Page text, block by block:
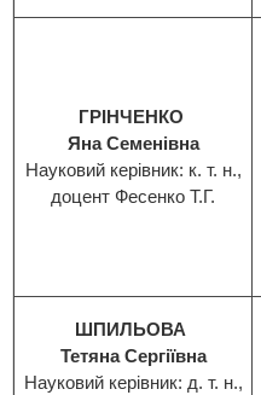
ГРІНЧЕНКО
Яна Семенівна
Науковий керівник: к. т. н.,
доцент Фесенко Т.Г.
ШПИЛЬОВА
Тетяна Сергіївна
Науковий керівник: д. т. н.,